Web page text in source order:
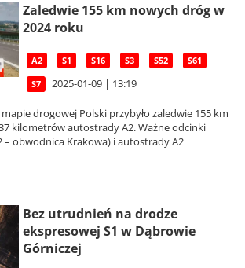
Zaledwie 155 km nowych dróg w
2024 roku
A2 S1 S16 S3 S52 S61
S7 2025-01-09 | 13:19
drogowej Polski przybyło zaledwie 155 km
kilometrów autostrady A2. Ważne odcinki
– obwodnica Krakowa) i autostrady A2
Bez utrudnień na drodze
ekspresowej S1 w Dąbrowie
Górniczej